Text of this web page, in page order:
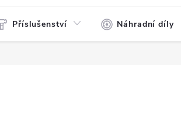
Příslušenství Náhradní díly